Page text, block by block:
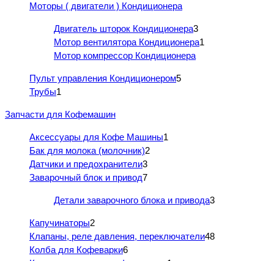
Моторы ( двигатели ) Кондиционера
Двигатель шторок Кондиционера3
Мотор вентилятора Кондиционера1
Мотор компрессор Кондиционера
Пульт управления Кондиционером5
Трубы1
Запчасти для Кофемашин
Аксессуары для Кофе Машины1
Бак для молока (молочник)2
Датчики и предохранители3
Заварочный блок и привод7
Детали заварочного блока и привода3
Капучинаторы2
Клапаны, реле давления, переключатели48
Колба для Кофеварки6